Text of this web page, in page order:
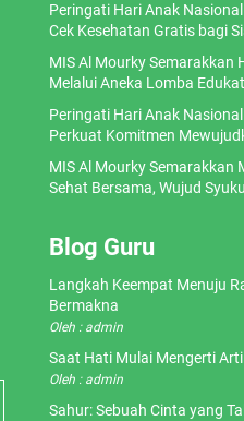
Peringati Hari Anak
Cek Kesehatan Gratis bagi
MIS Al Mourky Semarakkan
Melalui Aneka Lomba
Peringati Hari Anak
Perkuat Komitmen
MIS Al Mourky Semarakkan
Sehat Bersama, Wujud
Blog Guru
Langkah Keempat Menuju
Bermakna
Oleh : admin
Saat Hati Mulai Mengerti
Oleh : admin
Sahur: Sebuah Cinta yang